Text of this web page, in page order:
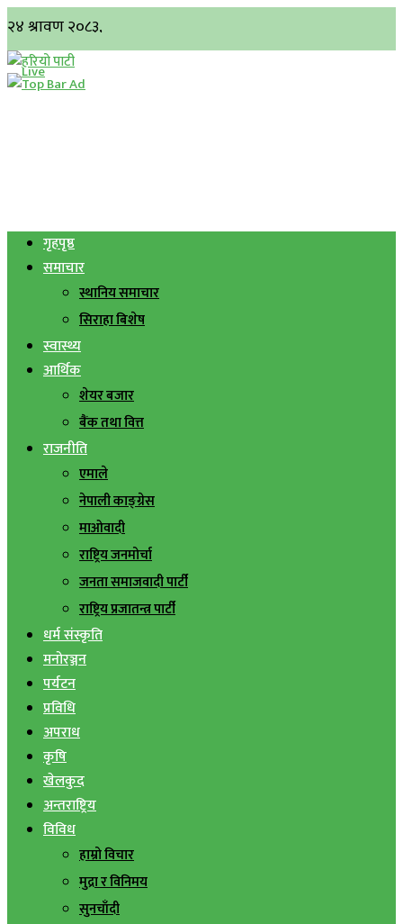
गृहपृष्ठ
समाचार
स्थानिय समाचार
सिराहा बिशेष
स्वास्थ्य
आर्थिक
शेयर बजार
बैंक तथा वित्त
राजनीति
एमाले
नेपाली काङ्ग्रेस
माओवादी
राष्ट्रिय जनमोर्चा
जनता समाजवादी पार्टी
राष्ट्रिय प्रजातन्त्र पार्टी
धर्म संस्कृति
मनोरञ्जन
पर्यटन
प्रविधि
अपराध
कृषि
खेलकुद
अन्तराष्ट्रिय
विविध
हाम्रो विचार
मुद्रा र विनिमय
सुनचाँदी